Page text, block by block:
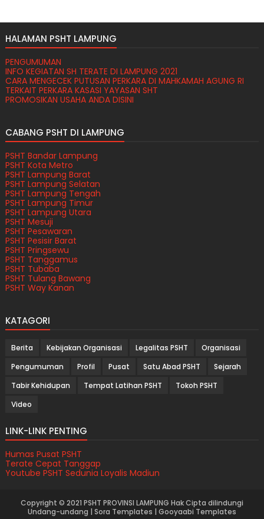
HALAMAN PSHT LAMPUNG
PENGUMUMAN
INFO KEGIATAN SH TERATE DI LAMPUNG 2021
CARA MENGECEK PUTUSAN PERKARA DI MAHKAMAH AGUNG RI
TERKAIT PERKARA KASASI YAYASAN SHT
PROMOSIKAN USAHA ANDA DISINI
CABANG PSHT DI LAMPUNG
PSHT Bandar Lampung
PSHT Kota Metro
PSHT Lampung Barat
PSHT Lampung Selatan
PSHT Lampung Tengah
PSHT Lampung Timur
PSHT Lampung Utara
PSHT Mesuji
PSHT Pesawaran
PSHT Pesisir Barat
PSHT Pringsewu
PSHT Tanggamus
PSHT Tubaba
PSHT Tulang Bawang
PSHT Way Kanan
KATAGORI
Berita Kebijakan Organisasi Legalitas PSHT
Organisasi
Pengumuman
Profil Pusat Satu Abad PSHT
Sejarah
Tabir Kehidupan
Tempat Latihan PSHT
Tokoh PSHT
Video
LINK-LINK PENTING
Humas Pusat PSHT
Terate Cepat Tanggap
Youtube PSHT Sedunia Loyalis Madiun
Copyright © 2021 PSHT PROVINSI LAMPUNG Hak Cipta dilindungi
Undang-undang | Sora Templates | Gooyaabi Templates